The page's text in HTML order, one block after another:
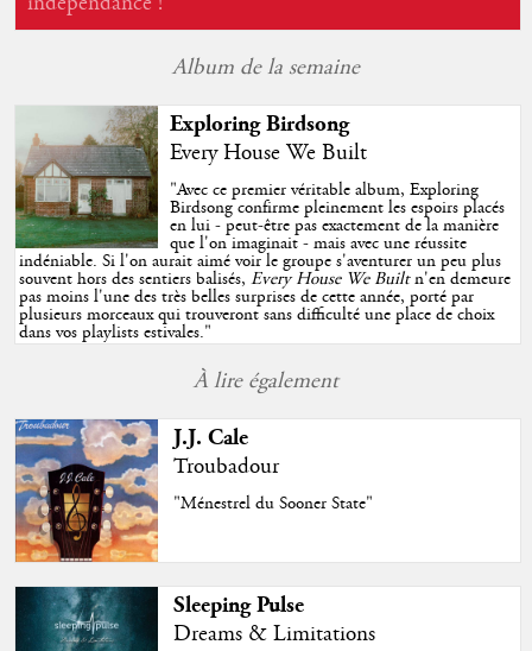
Album de la semaine
Exploring Birdsong
Every House We Built
"Avec ce premier véritable album, Exploring
Birdsong confirme pleinement les espoirs placés
en lui - peut-être pas exactement de la manière
que l'on imaginait - mais avec une réussite
indéniable. Si l'on aurait aimé voir le groupe s'aventurer un peu plus
souvent hors des sentiers balisés,Every House We Builtn'en demeure
pas moins l'une des très belles surprises de cette année, porté par
plusieurs morceaux qui trouveront sans difficulté une place de choix
dans vos playlists estivales."
À lire également
J.J. Cale
Troubadour
"Ménestrel du Sooner State"
Sleeping Pulse
Dreams & Limitations